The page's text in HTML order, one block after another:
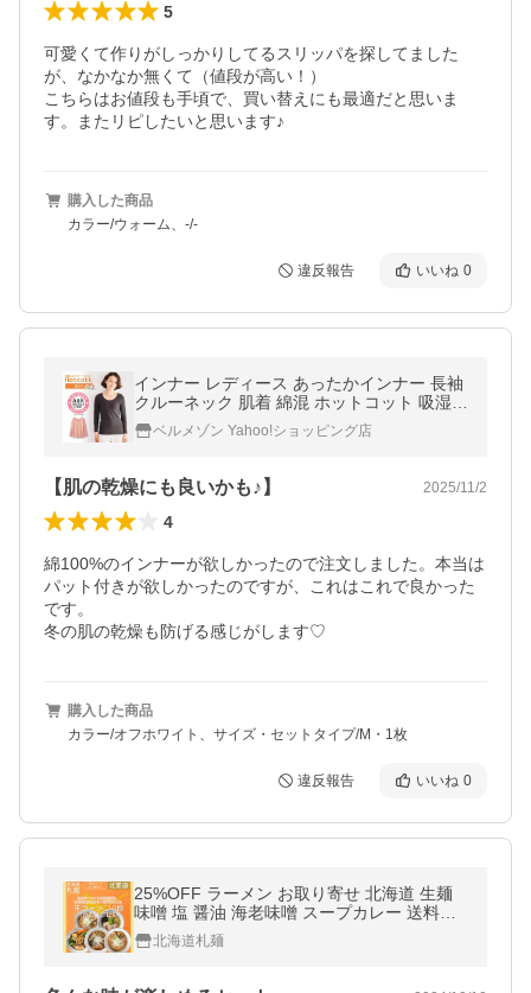
5
可愛くて作りがしっかりしてるスリッパを探してました
が、なかなか無くて（値段が高い！）
こちらはお値段も手頃で、買い替えにも最適だと思いま
す。またリピしたいと思います♪
購入した商品
カラー/ウォーム、-/-
違反報告 いいね 0
インナー レディース あったかインナー 長袖
クルーネック 肌着 綿混 ホットコット 吸湿
発熱 保温 暖かい 長め丈 冷え対策 綿95％ S
M L LL 3L
ベルメゾン Yahoo!ショッピング店
【肌の乾燥にも良いかも♪】 2025/11/2
4
綿100%のインナーが欲しかったので注文しました。本当は
パット付きが欲しかったのですが、これはこれで良かった
です。
冬の肌の乾燥も防げる感じがします♡
購入した商品
カラー/オフホワイト、サイズ・セットタイプ/M・1枚
違反報告 いいね 0
25%OFF ラーメン お取り寄せ 北海道 生麺
味噌 塩 醤油 海老味噌 スープカレー 送料無
料 札幌工場直送生ラーメン4食+1食おまけセ
ット北海道札麺